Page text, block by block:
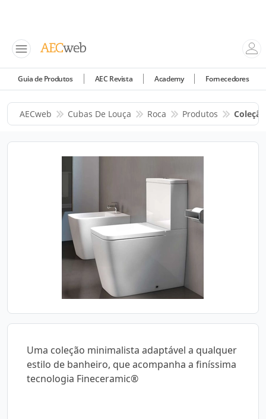
Guia de Produtos AEC Revista Academy Fornecedores
AECweb Cubas De Louça Roca Produtos
Uma coleção minimalista adaptável a qualquer
estilo de banheiro, que acompanha a finíssima
tecnologia Fineceramic®